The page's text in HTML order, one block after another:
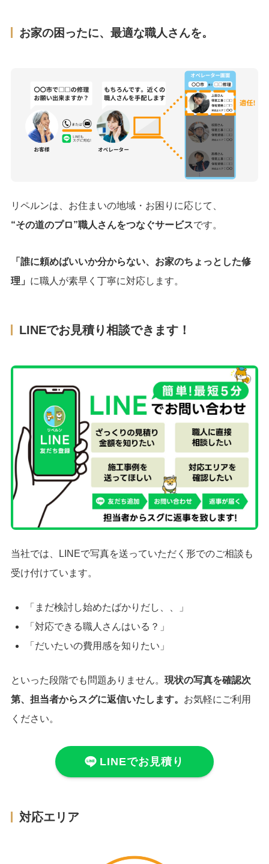
お家の困ったに、最適な職人さんを。
リペルンは、お住まいの地域・お困りに応じて、
“その道のプロ”職人さんをつなぐサービスです。
「誰に頼めばいいか分からない、お家のちょっとした修
理」 に職人が素早く丁寧に対応します。
LINEでお見積り相談できます！
当社では、LINEで写真を送っていただく形でのご相談も
受け付けています。
「まだ検討し始めたばかりだし、、」
「対応できる職人さんはいる？」
「だいたいの費用感を知りたい」
といった段階でも問題ありません。 現状の写真を確認次
第、担当者からスグに返信いたします。 お気軽にご利用
ください。
LINEでお見積り
対応エリア